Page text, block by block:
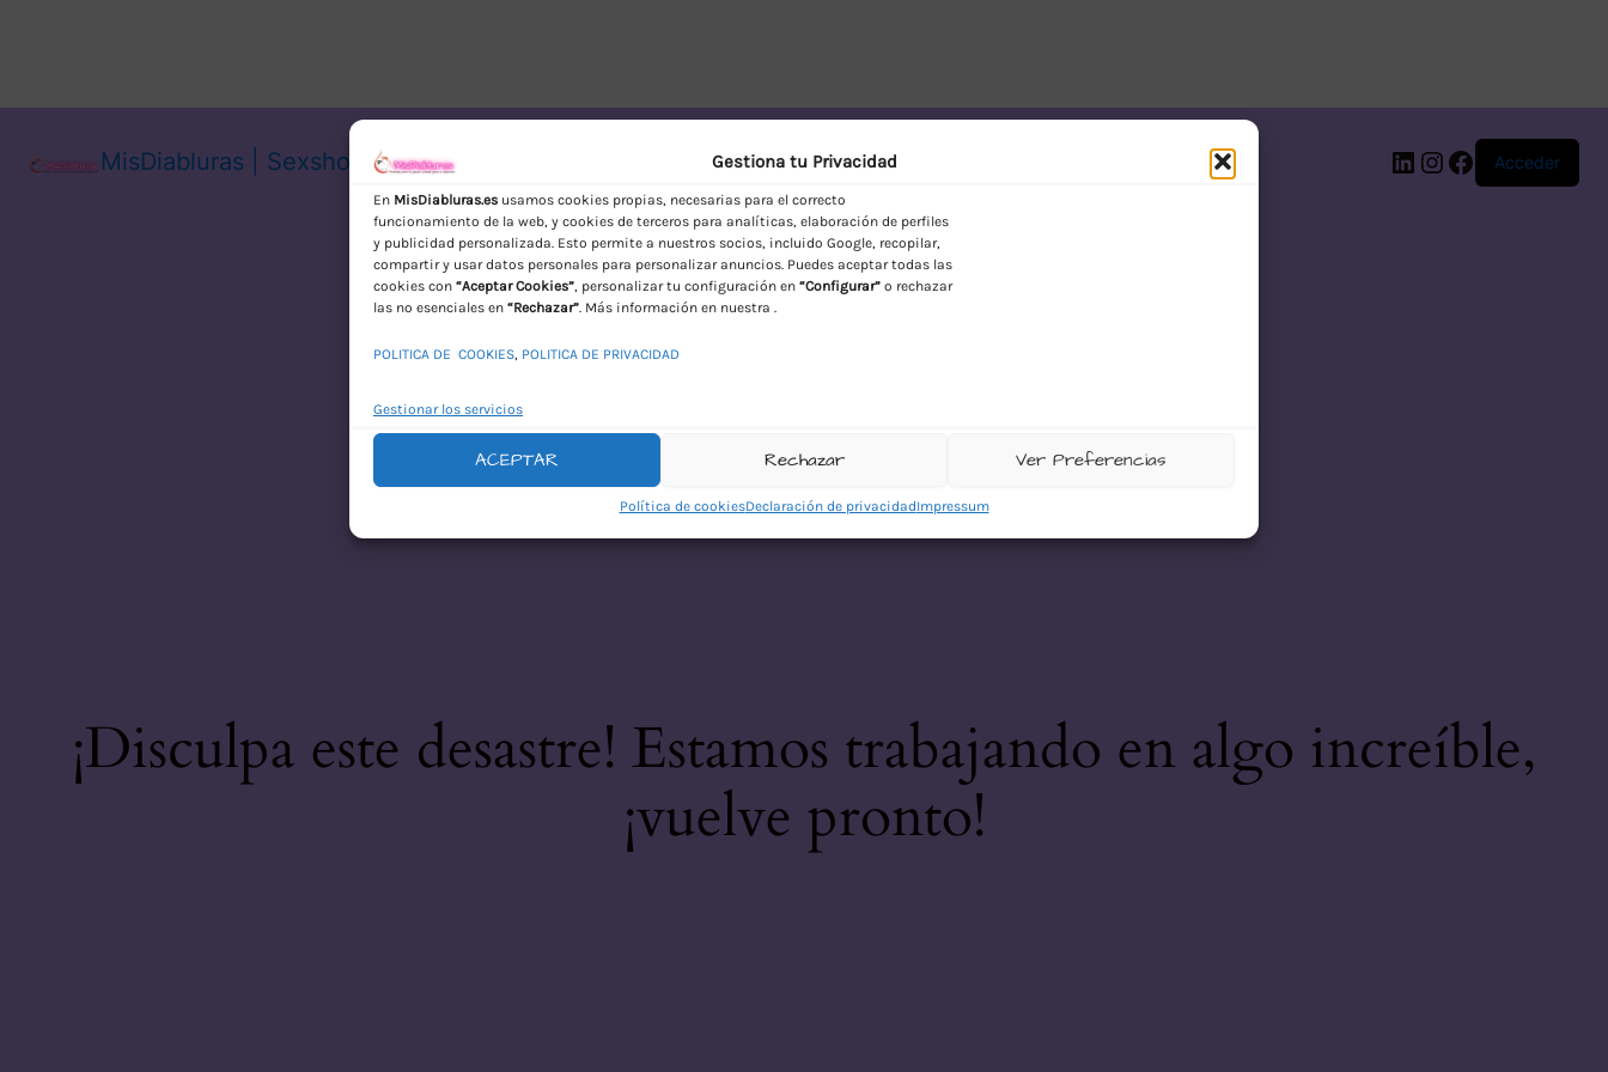
Gestiona tu Privacidad
En MisDiabluras.es usamos cookies propias, necesarias para el correcto
funcionamiento de la web, y cookies de terceros para analíticas, elaboración de perfiles
y publicidad personalizada. Esto permite a nuestros socios, incluido Google, recopilar,
compartir y usar datos personales para personalizar anuncios. Puedes aceptar todas las
cookies con “Aceptar Cookies”, personalizar tu configuración en “Configurar” o rechazar
las no esenciales en “Rechazar”. Más información en nuestra .
POLITICA DE COOKIES, POLITICA DE PRIVACIDAD
Gestionar los servicios
ACEPTAR Rechazar Ver Preferencias
Política de cookiesDeclaración de privacidadImpressum
MisDiabluras | Sexshop Online con Envío Discreto en España
LinkedIn
Instagram
Facebook
Acceder
¡Disculpa este desastre! Estamos trabajando en algo increíble,
¡vuelve pronto!